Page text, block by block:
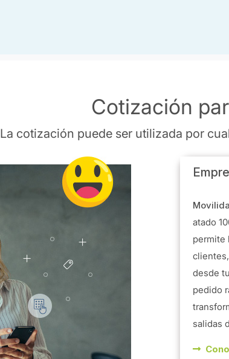
Cotización
La cotización puede ser utilizada por
atado
permite
desde
pedido
salidas